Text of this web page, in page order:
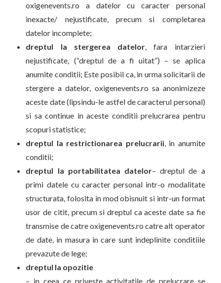
oxigenevents.ro a datelor cu caracter personal
inexacte/ nejustificate, precum si completarea
datelor incomplete;
dreptul la stergerea datelor, fara intarzieri
nejustificate, (“dreptul de a fi uitat”) – se aplica
anumite conditii; Este posibil ca, in urma solicitarii de
stergere a datelor, oxigenevents.ro sa anonimizeze
aceste date (lipsindu-le astfel de caracterul personal)
si sa continue in aceste conditii prelucrarea pentru
scopuri statistice;
dreptul la restrictionarea prelucrarii, in anumite
conditii;
dreptul la portabilitatea datelor– dreptul de a
primi datele cu caracter personal intr-o modalitate
structurata, folosita in mod obisnuit si intr-un format
usor de citit, precum si dreptul ca aceste date sa fie
transmise de catre oxigenevents.ro catre alt operator
de date, in masura in care sunt indeplinite conditiile
prevazute de lege;
dreptul la opozitie
– in ceea ce priveste activitatile de prelucrare se